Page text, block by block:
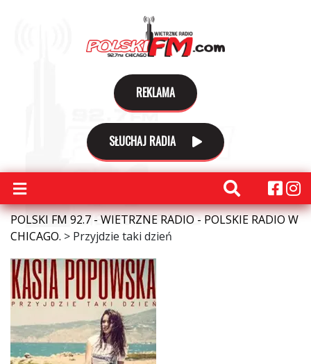
REKLAMA
SŁUCHAJ RADIA
POLSKI FM 92.7 - WIETRZNE RADIO - POLSKIE RADIO W
CHICAGO. > Przyjdzie taki dzień